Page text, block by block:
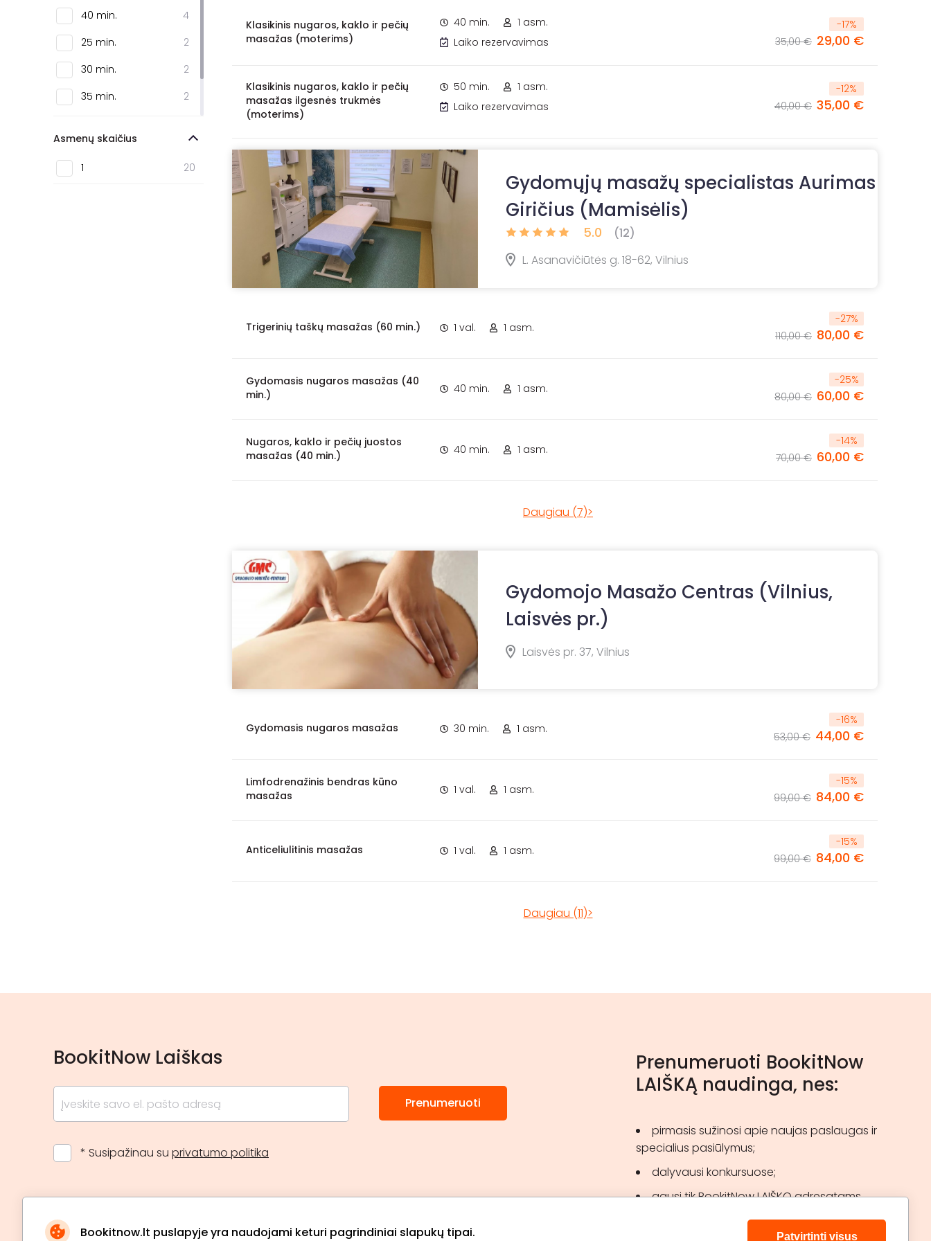
Bookitnow.lt puslapyje yra naudojami keturi pagrindiniai slapukų tipai. Patvirtinti visus
Baltupiai
Naujoji Vilnia
Bendorėliai
Kaunas
Alytus
28
Mažeikiai
22
40 min.
4
25 min.
2
30 min.
2
35 min.
2
Asmenų skaičius
1 20
Klasikinis nugaros, kaklo ir pečių
masažas (moterims)
40 min.
1 asm.
Laiko rezervavimas
-17%
35,00 € 29,00 €
Klasikinis nugaros, kaklo ir pečių
masažas ilgesnės trukmės
(moterims)
50 min.
1 asm.
Laiko rezervavimas
-12%
40,00 € 35,00 €
Gydomųjų masažų specialistas Aurimas
Giričius (Mamisėlis)
5.0
(12)
L. Asanavičiūtės g. 18-62, Vilnius
Trigerinių taškų masažas (60 min.) 1 val. 1 asm.
-27%
110,00 € 80,00 €
Gydomasis nugaros masažas (40
min.)
40 min. 1 asm.
-25%
80,00 € 60,00 €
Nugaros, kaklo ir pečių juostos
masažas (40 min.)
40 min. 1 asm.
-14%
70,00 € 60,00 €
Daugiau (7)>
Gydomojo Masažo Centras (Vilnius,
Laisvės pr.)
Laisvės pr. 37, Vilnius
Gydomasis nugaros masažas 30 min. 1 asm.
-16%
53,00 € 44,00 €
Limfodrenažinis bendras kūno
masažas
1 val. 1 asm.
-15%
99,00 € 84,00 €
Anticeliulitinis masažas 1 val. 1 asm.
-15%
99,00 € 84,00 €
Daugiau (11)>
BookitNow Laiškas
* Susipažinau su privatumo politika
Prenumeruoti
Prenumeruoti BookitNow
LAIŠKĄ naudinga, nes:
pirmasis sužinosi apie naujas paslaugas ir
specialius pasiūlymus;
dalyvausi konkursuose;
gausi tik BookitNow LAIŠKO adresatams